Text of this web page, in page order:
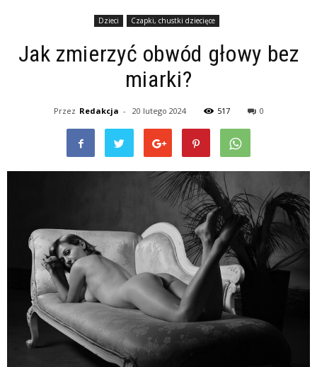
Dzieci Czapki, chustki dziecięce
Jak zmierzyć obwód głowy bez
miarki?
Przez Redakcja - 20 lutego 2024 517 0